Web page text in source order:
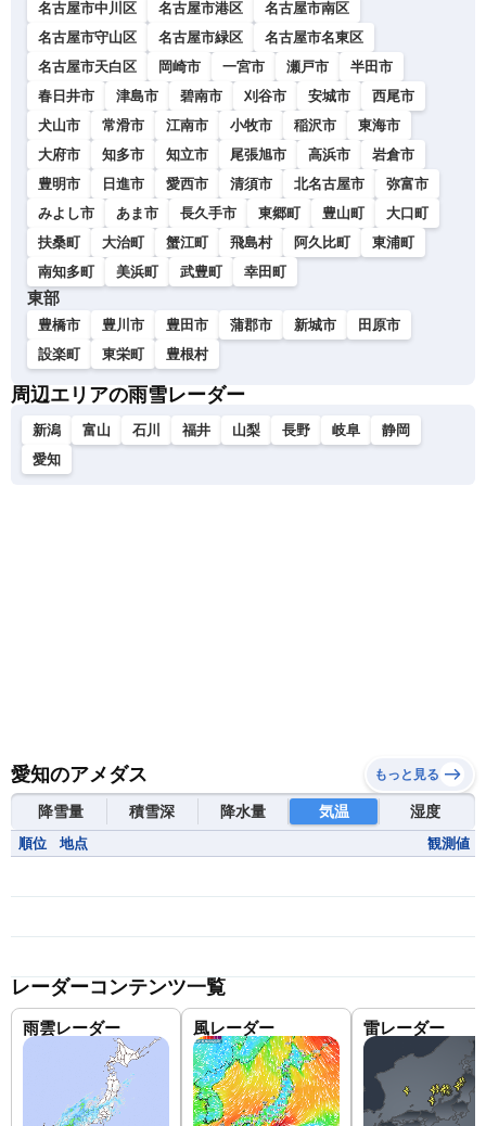
名古屋市中川区
名古屋市港区
名古屋市南区
名古屋市守山区
名古屋市緑区
名古屋市名東区
名古屋市天白区
岡崎市 一宮市 瀬戸市
半田市
春日井市
津島市 碧南市 刈谷市 安城市
西尾市
犬山市
常滑市 江南市 小牧市 稲沢市
東海市
大府市
知多市 知立市 尾張旭市 高浜市
岩倉市
豊明市
日進市 愛西市 清須市 北名古屋市
弥富市
みよし市
あま市 長久手市 東郷町 豊山町
大口町
扶桑町
大治町 蟹江町 飛島村 阿久比町
東浦町
南知多町
美浜町 武豊町 幸田町
東部
豊橋市 豊川市 豊田市 蒲郡市 新城市
田原市
設楽町
東栄町 豊根村
周辺エリアの雨雪レーダー
新潟 富山 石川 福井 山梨 長野 岐阜
静岡
愛知
愛知のアメダス もっと見る
降雪量 積雪深 降水量 気温 湿度
順位 地点 観測値
レーダーコンテンツ一覧
雨雲レーダー 風レーダー 雷レーダー